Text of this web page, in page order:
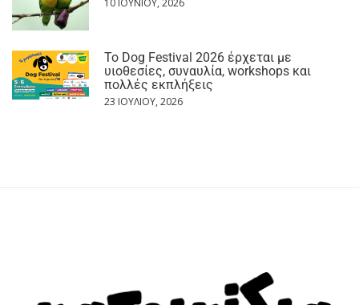
Το Dog Festival 2026 έρχεται με
υιοθεσίες, συναυλία, workshops και
πολλές εκπλήξεις
23 ΙΟΥΛΊΟΥ, 2026